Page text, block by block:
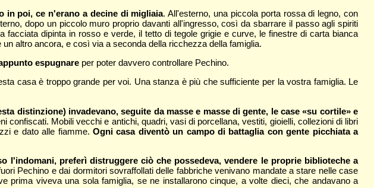
in poi, ce n'erano a decine di migliaia. All'esterno, una piccola porta rossa di legno, con
dopo un piccolo muro proprio davanti all'ingresso, così da sbarrare il passo agli spiriti
dipinta in rosso e verde, il tetto di tegole grigie e curve, le finestre di carta bianca
altro ancora, e così via a seconda della ricchezza della famiglia.
espugnareper poter davvero controllare Pechino.
casa è troppo grande per voi. Una stanza è più che sufficiente per la vostra famiglia. Le
distinzione) invadevano, seguite da masse e masse di gente, le case «su cortile» e
confiscati. Mobili vecchi e antichi, quadri, vasi di porcellana, vestiti, gioielli, collezioni di libri
e dato alle fiamme. Ogni casa diventò un campo di battaglia con gente picchiata a
l'indomani, preferì distruggere ciò che possedeva, vendere le proprie biblioteche a
Pechino e dai dormitori sovraffollati delle fabbriche venivano mandate a stare nelle case
prima viveva una sola famiglia, se ne installarono cinque, a volte dieci, che andavano a